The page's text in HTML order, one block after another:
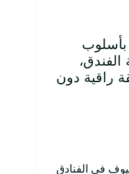
راقية دون
في الفنادق